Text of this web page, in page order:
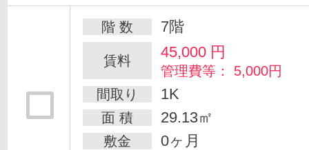
階 数 7階
賃料 45,000 円
管理費等： 5,000円
間取り
1K
面 積 29.13㎡
敷金 0ヶ月